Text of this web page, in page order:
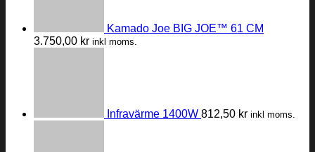
Kamado Joe BIG JOE™ 61 CM
3.750,00 kr inkl moms.
Infravärme 1400W 812,50 kr inkl moms.